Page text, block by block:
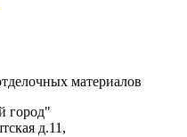
материалов
город"
д.11,